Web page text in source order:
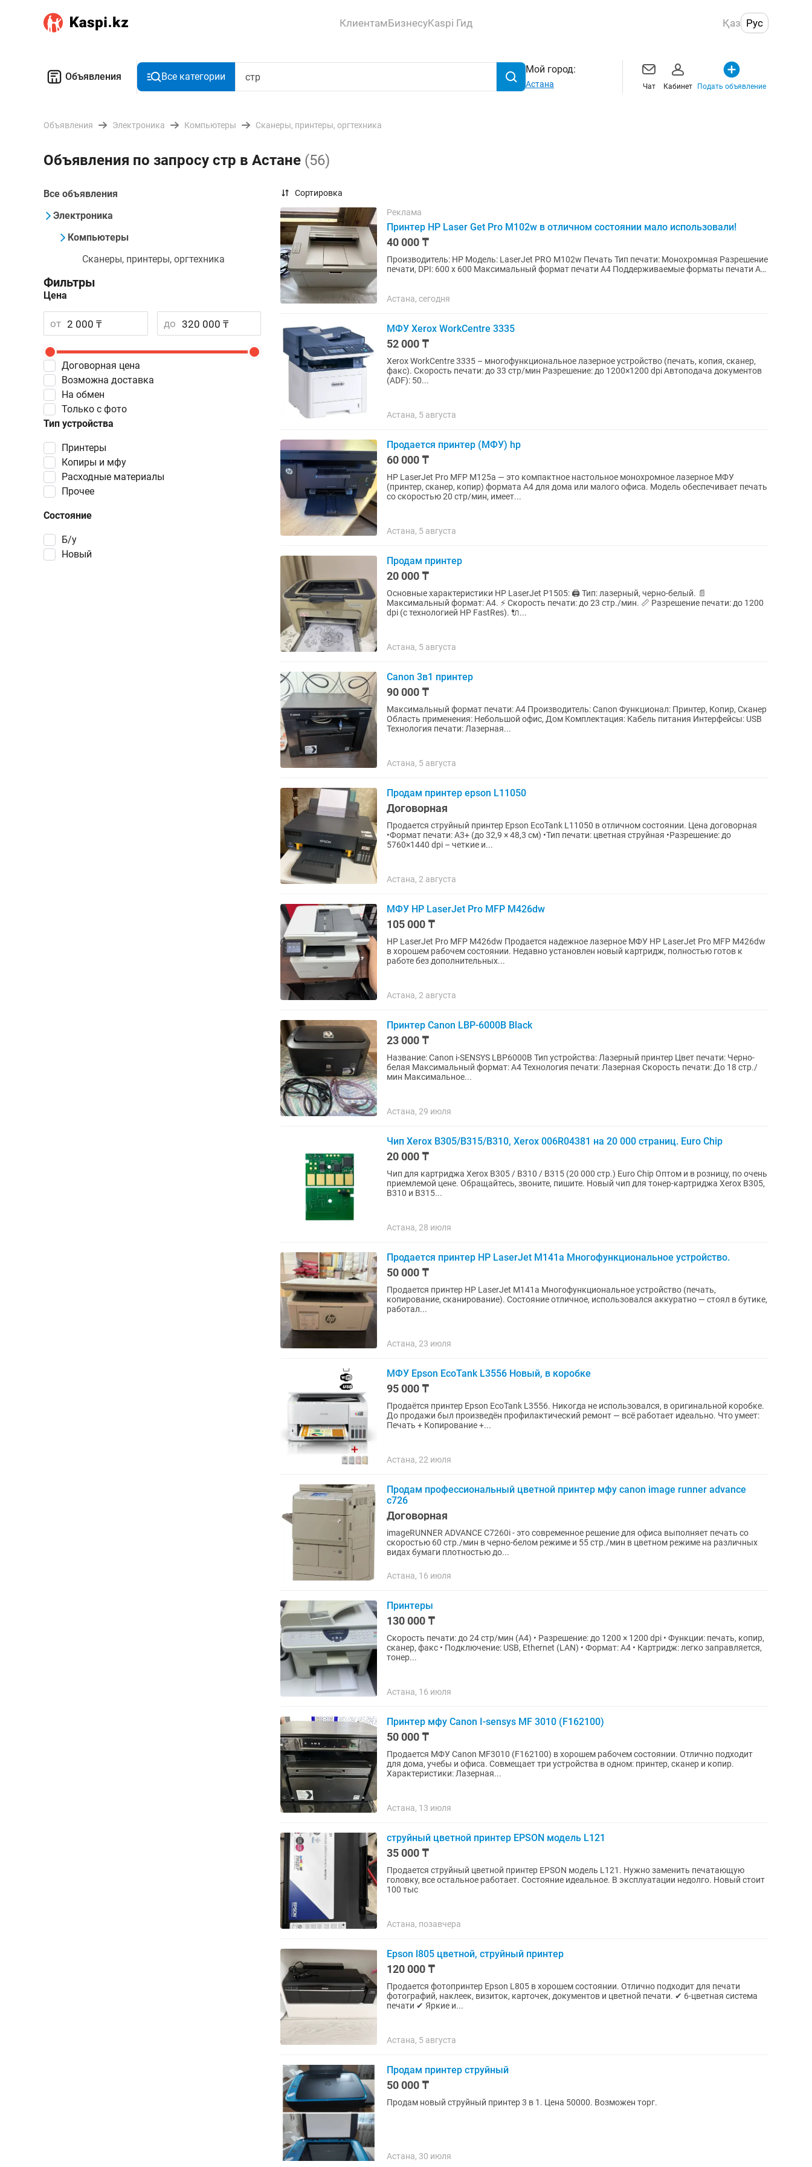
КлиентамБизнесуKaspi Гид Қаз Рус
Объявления Все категории
Мой город:
Астана Чат Кабинет Подать объявление
Объявления Электроника Компьютеры Сканеры, принтеры, оргтехника
Объявления по запросу стр в Астане (56)
Все объявления
Электроника
Компьютеры
Сканеры, принтеры, оргтехника
Фильтры
Цена
от до
Договорная цена
Возможна доставка
Тип устройства
принтеры
копиры и мфу
расходные материалы
прочее
Состояние
Б/у
Новый
На обмен
Только с фото
Сортировка
Реклама
Принтер HP Laser Get Pro M102w в отличном состоянии мало использовали!
40 000 ₸
Производитель: HP Модель: LaserJet PRO M102w Печать Тип печати: Монохромная Разрешение
печати, DPI: 600 x 600 Максимальный формат печати A4 Поддерживаемые форматы печати А4,
Астана, сегодня
МФУ Xerox WorkCentre 3335
52 000 ₸
Xerox WorkCentre 3335 – многофункциональное лазерное устройство (печать, копия, сканер,
факс). Скорость печати: до 33 стр/мин Разрешение: до 1200×1200 dpi Автоподача документов
(ADF): 50...
Астана, 5 августа
Продается принтер (МФУ) hp
60 000 ₸
HP LaserJet Pro MFP M125a — это компактное настольное монохромное лазерное МФУ
(принтер, сканер, копир) формата A4 для дома или малого офиса. Модель обеспечивает печать
со скоростью 20 стр/мин, имеет...
Астана, 5 августа
Продам принтер
20 000 ₸
Основные характеристики HP LaserJet P1505: 🖨️ Тип: лазерный, черно-белый. 📄
Максимальный формат: A4. ⚡ Скорость печати: до 23 стр./мин. 📏 Разрешение печати: до 1200
dpi (с технологией HP FastRes). 🔌...
Астана, 5 августа
Canon 3в1 принтер
90 000 ₸
Максимальный формат печати: А4 Производитель: Canon Функционал: Принтер, Копир, Сканер
Область применения: Небольшой офис, Дом Комплектация: Кабель питания Интерфейсы: USB
Технология печати: Лазерная...
Астана, 5 августа
Продам принтер epson L11050
Договорная
Продается струйный принтер Epson EcoTank L11050 в отличном состоянии. Цена договорная
•Формат печати: A3+ (до 32,9 × 48,3 см) •Тип печати: цветная струйная •Разрешение: до
5760×1440 dpi – четкие и...
Астана, 2 августа
МФУ HP LaserJet Pro MFP M426dw
105 000 ₸
HP LaserJet Pro MFP M426dw Продается надежное лазерное МФУ HP LaserJet Pro MFP M426dw
в хорошем рабочем состоянии. Недавно установлен новый картридж, полностью готов к
работе без дополнительных...
Астана, 2 августа
Принтер Canon LBP-6000B Black
23 000 ₸
Название: Canon i-SENSYS LBP6000B Тип устройства: Лазерный принтер Цвет печати: Черно-
белая Максимальный формат: A4 Технология печати: Лазерная Скорость печати: До 18 стр./
мин Максимальное...
Астана, 29 июля
Чип Xerox B305/B315/B310, Xerox 006R04381 на 20 000 страниц. Euro Chip
20 000 ₸
Чип для картриджа Xerox B305 / B310 / B315 (20 000 стр.) Euro Chip Оптом и в розницу, по очень
приемлемой цене. Обращайтесь, звоните, пишите. Новый чип для тонер-картриджа Xerox B305,
B310 и B315...
Астана, 28 июля
Продается принтер HP LaserJet M141a Многофункциональное устройство.
50 000 ₸
Продается принтер HP LaserJet M141a Многофункциональное устройство (печать,
копирование, сканирование). Состояние отличное, использовался аккуратно — стоял в бутике,
работал...
Астана, 23 июля
МФУ Epson EcoTank L3556 Новый, в коробке
95 000 ₸
Продаётся принтер Epson EcoTank L3556. Никогда не использовался, в оригинальной коробке.
До продажи был произведён профилактический ремонт — всё работает идеально. Что умеет:
Печать + Копирование +...
Астана, 22 июля
Продам профессиональный цветной принтер мфу canon image runner advance
c726
Договорная
imageRUNNER ADVANCE C7260i - это современное решение для офиса выполняет печать со
скоростью 60 стр./мин в черно-белом режиме и 55 стр./мин в цветном режиме на различных
видах бумаги плотностью до...
Астана, 16 июля
Принтеры
130 000 ₸
Скорость печати: до 24 стр/мин (A4) • Разрешение: до 1200 × 1200 dpi • Функции: печать, копир,
сканер, факс • Подключение: USB, Ethernet (LAN) • Формат: A4 • Картридж: легко заправляется,
тонер...
Астана, 16 июля
Принтер мфу Canon I-sensys MF 3010 (F162100)
50 000 ₸
Продается МФУ Canon MF3010 (F162100) в хорошем рабочем состоянии. Отлично подходит
для дома, учебы и офиса. Совмещает три устройства в одном: принтер, сканер и копир.
Характеристики: Лазерная...
Астана, 13 июля
струйный цветной принтер EPSON модель L121
35 000 ₸
Продается струйный цветной принтер EPSON модель L121. Нужно заменить печатающую
головку, все остальное работает. Состояние идеальное. В эксплуатации недолго. Новый стоит
100 тыс
Астана, позавчера
Epson l805 цветной, струйный принтер
120 000 ₸
Продается фотопринтер Epson L805 в хорошем состоянии. Отлично подходит для печати
фотографий, наклеек, визиток, карточек, документов и цветной печати. ✔ 6-цветная система
печати ✔ Яркие и...
Астана, 5 августа
Продам принтер струйный
50 000 ₸
Продам новый струйный принтер 3 в 1. Цена 50000. Возможен торг.
Астана, 30 июля